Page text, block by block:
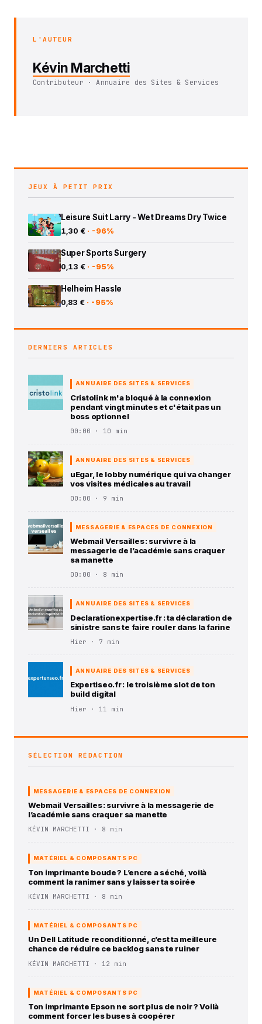
L'AUTEUR
Kévin Marchetti
Contributeur · Annuaire des Sites & Services
JEUX À PETIT PRIX
Leisure Suit Larry - Wet Dreams Dry Twice
1,30 € · -96%
Super Sports Surgery
0,13 € · -95%
Helheim Hassle
0,83 € · -95%
DERNIERS ARTICLES
ANNUAIRE DES SITES & SERVICES
Cristolink m'a bloqué à la connexion
pendant vingt minutes et c'était pas un
boss optionnel
00:00 · 10 min
ANNUAIRE DES SITES & SERVICES
uEgar, le lobby numérique qui va changer
vos visites médicales au travail
00:00 · 9 min
MESSAGERIE & ESPACES DE CONNEXION
Webmail Versailles : survivre à la
messagerie de l’académie sans craquer
sa manette
00:00 · 8 min
ANNUAIRE DES SITES & SERVICES
Declarationexpertise.fr : ta déclaration de
sinistre sans te faire rouler dans la farine
Hier · 7 min
ANNUAIRE DES SITES & SERVICES
Expertiseo.fr : le troisième slot de ton
build digital
Hier · 11 min
SÉLECTION RÉDACTION
MESSAGERIE & ESPACES DE CONNEXION
Webmail Versailles : survivre à la messagerie de
l’académie sans craquer sa manette
KÉVIN MARCHETTI · 8 min
MATÉRIEL & COMPOSANTS PC
Ton imprimante boude ? L’encre a séché, voilà
comment la ranimer sans y laisser ta soirée
KÉVIN MARCHETTI · 8 min
MATÉRIEL & COMPOSANTS PC
Un Dell Latitude reconditionné, c’est ta meilleure
chance de réduire ce backlog sans te ruiner
KÉVIN MARCHETTI · 12 min
MATÉRIEL & COMPOSANTS PC
Ton imprimante Epson ne sort plus de noir ? Voilà
comment forcer les buses à coopérer